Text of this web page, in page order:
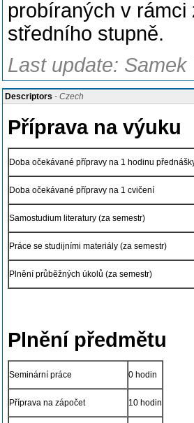
probíraných v
středního stupně.
Last update:
Descriptors - Czech
Příprava na výuku
Doba očekávané přípravy na 1 hodinu
Doba očekávané přípravy na 1 cvičení
Samostudium literatury (za semestr)
Práce se studijními materiály (za semestr)
Plnění průběžných úkolů (za semestr)
Plnění předmětu
Seminární práce 0 hodin
Příprava na zápočet 10 hodin